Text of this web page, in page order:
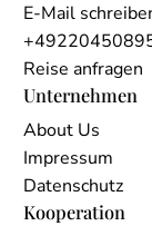
E-Mail
Reise anfragen
Unternehmen
About Us
Impressum
Datenschutz
Kooperation